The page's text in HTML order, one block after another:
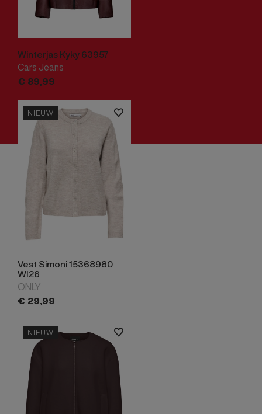
Winterjas Kyky 63957
Cars Jeans
€ 89,99
NIEUW
Vest Simoni 15368980
WI26
ONLY
€ 29,99
NIEUW